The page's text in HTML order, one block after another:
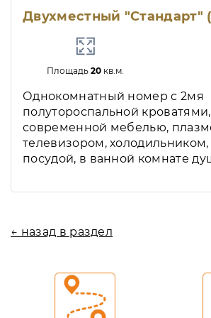
Двухместный "Стандарт"
Площадь20 кв.м.
Однокомнатный номер с 2мя
полутороспальной
современной мебелью,
телевизором,
посудой, в ванной комнате
← назад в раздел